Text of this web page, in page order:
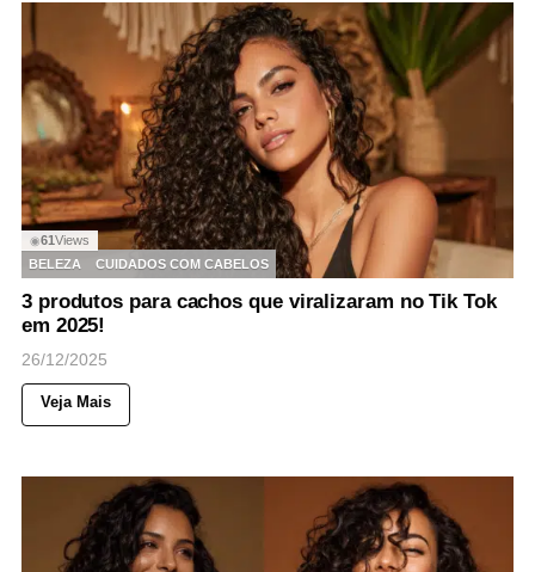
◉61 Views
BELEZA
CUIDADOS COM CABELOS
3 produtos para cachos que viralizaram no Tik Tok
em 2025!
26/12/2025
Veja Mais